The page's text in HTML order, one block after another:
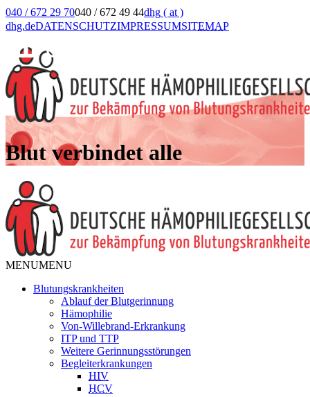
040 / 672 29 70040 / 672 49 44dhg ( at )
dhg.deDATENSCHUTZIMPRESSUMSITEMAP
Blut verbindet alle
MENUMENU
Blutungskrankheiten
Ablauf der Blutgerinnung
Hämophilie
Von-Willebrand-Erkrankung
ITP und TTP
Weitere Gerinnungsstörungen
Begleiterkrankungen
HIV
HCV